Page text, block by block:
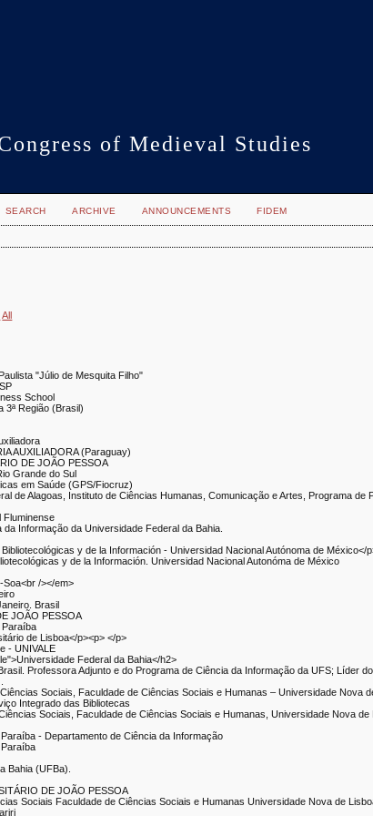
of Medieval Studies
SEARCH ARCHIVE ANNOUNCEMENTS FIDEM
All
"Júlio de Mesquita Filho"
School
3ª Região (Brasil)
AUXILIADORA (Paraguay)
DE JOÃO PESSOA
Grande do Sul
em Saúde (GPS/Fiocruz)
de Alagoas, Instituto de Ciências Humanas, Comunicação e Artes, Programa de
Fluminense
da Informação da Universidade Federal da Bahia.
Bibliotecológicas y de la Información - Universidad Nacional Autónoma de México</
y de la Información. Universidad Nacional Autonóma de México
Soa<br /></em>
Brasil
JOÃO PESSOA
Paraíba
de Lisboa</p><p> </p>
- UNIVALE
Federal da Bahia</h2>
Professora Adjunto e do Programa de Ciência da Informação da UFS; Líder
Sociais, Faculdade de Ciências Sociais e Humanas – Universidade Nova
Integrado das Bibliotecas
Sociais, Faculdade de Ciências Sociais e Humanas, Universidade Nova de
Paraíba - Departamento de Ciência da Informação
Paraíba
Bahia (UFBa).
DE JOÃO PESSOA
Sociais Faculdade de Ciências Sociais e Humanas Universidade Nova de